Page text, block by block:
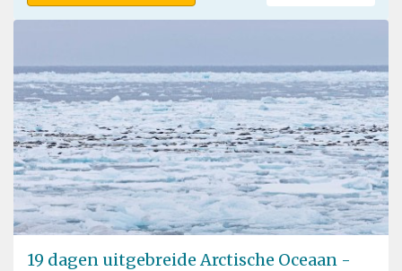
19 dagen uitgebreide Arctische Oceaan -